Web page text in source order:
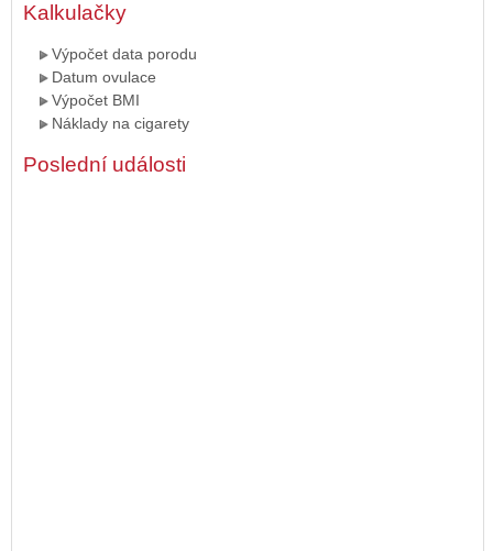
Kalkulačky
Výpočet data porodu
Datum ovulace
Výpočet BMI
Náklady na cigarety
Poslední události